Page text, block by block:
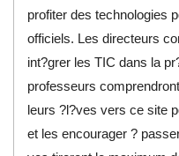
profiter des technologies
officiels. Les directeurs
int?grer les TIC dans la
professeurs
leurs ?l?ves vers ce site
et les encourager ?